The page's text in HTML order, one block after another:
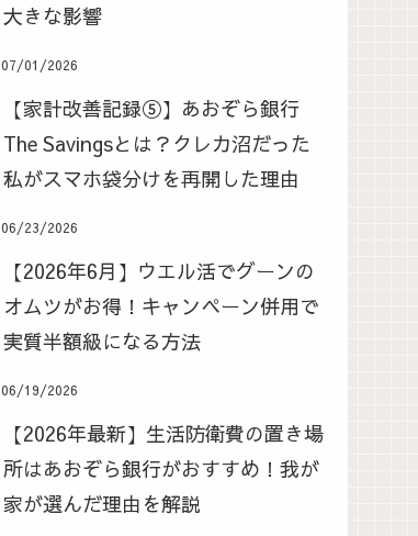
大きな影響
07/01/2026
【家計改善記録⑤】あおぞら銀行
The Savingsとは？クレカ沼だった
私がスマホ袋分けを再開した理由
06/23/2026
【2026年6月】ウエル活でグーンの
オムツがお得！キャンペーン併用で
実質半額級になる方法
06/19/2026
【2026年最新】生活防衛費の置き場
所はあおぞら銀行がおすすめ！我が
家が選んだ理由を解説